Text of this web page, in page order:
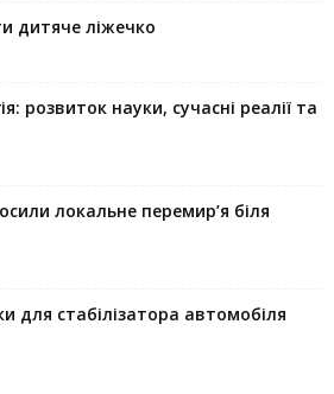
дитяче ліжечко
розвиток науки, сучасні реалії та
локальне перемир’я біля
для стабілізатора автомобіля